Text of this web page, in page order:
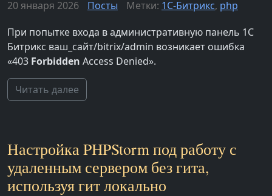
20 января 2026 Посты Метки: 1С-Битрикс, php
При попытке входа в административную панель 1С
Битрикс ваш_сайт/bitrix/admin возникает ошибка
«403 Forbidden Access Denied».
Читать далее
Настройка PHPStorm под работу с
удаленным сервером без гита,
используя гит локально